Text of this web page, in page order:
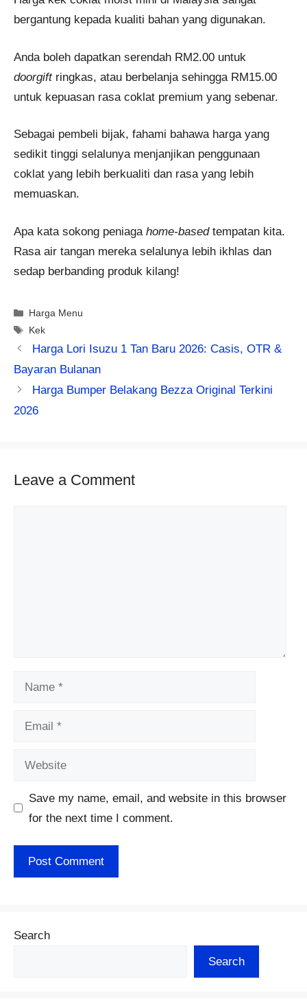
bergantung kepada kualiti bahan yang digunakan.
Anda boleh dapatkan serendah RM2.00 untuk
doorgiftringkas, atau berbelanja sehingga RM15.00
untuk kepuasan rasa coklat premium yang sebenar.
Sebagai pembeli bijak, fahami bahawa harga yang
sedikit tinggi selalunya menjanjikan penggunaan
coklat yang lebih berkualiti dan rasa yang lebih
memuaskan.
Apa kata sokong peniaga home-basedtempatan kita.
Rasa air tangan mereka selalunya lebih ikhlas dan
sedap berbanding produk kilang!
Categories
Harga Menu
Tags
Kek
Harga Lori Isuzu 1 Tan Baru 2026: Casis, OTR &
Bayaran Bulanan
Harga Bumper Belakang Bezza Original Terkini
2026
Leave a Comment
Name
Email
Website
Save my name, email, and website in this browser
for the next time I comment.
Search
Search